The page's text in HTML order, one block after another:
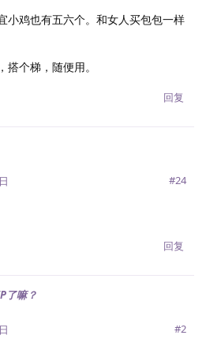
小鸡也有五六个。和女人买包包一样
个梯，随便用。
回复
#24
回复
了嘛？
#2